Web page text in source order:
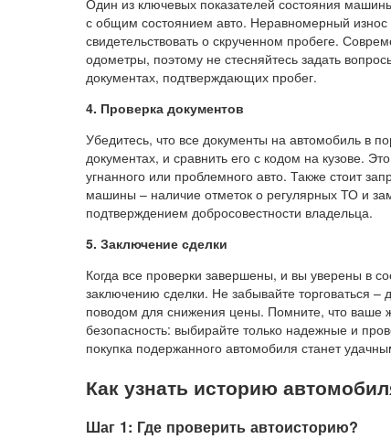
Один из ключевых показателей состояния
с общим состоянием авто. Неравномерный износ
свидетельствовать о скрученном пробеге.
одометры, поэтому не стесняйтесь задать
документах, подтверждающих пробег.
4. Проверка документов
Убедитесь, что все документы на автомобиль в
документах, и сравнить его с кодом на кузове.
угнанного или проблемного авто. Также стоит
машины – наличие отметок о регулярных ТО и
подтверждением добросовестности владельца.
5. Заключение сделки
Когда все проверки завершены, и вы уверены в
заключению сделки. Не забывайте торговаться –
поводом для снижения цены. Помните, что ваше
безопасность: выбирайте только надежные и
покупка подержанного автомобиля станет
Как узнать историю
Шаг 1: Где проверить автоисторию?